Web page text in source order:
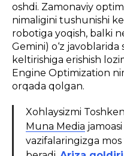
oshdi. Zamonaviy
nimaligini tushunishi
robotiga yoqish, balki
Gemini) o‘z
keltirishiga erishish
Engine Optimization
orqada qolgan.
Xohlaysizmi
Muna Media
vazifalaringizga